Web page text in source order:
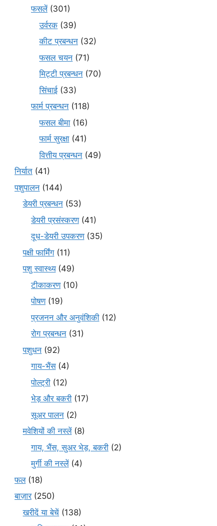
फसलें(301)
उर्वरक (39)
कीट प्रबन्धन (32)
फसल चयन (71)
मि‌ट्टी प्रबन्धन (70)
सिंचाई (33)
फार्म प्रबन्धन (118)
फसल बीमा (16)
फार्म सुरक्षा (41)
वित्तीय प्रबन्धन (49)
निर्यात (41)
पशुपालन (144)
डेयरी प्रबन्धन (53)
डेयरी प्रसंस्करण(41)
दूध-डेयरी उपकरण(35)
पक्षी फार्मिंग (11)
पशु स्वास्थ्य(49)
टीकाकरण(10)
पोषण(19)
प्रजनन और अनुवंशिकी (12)
रोग प्रबन्धन (31)
पशुधन (92)
गाय-भैंस(4)
पोल्ट्री (12)
भेड़ और बकरी (17)
सूअर पालन (2)
मवेशियों की नस्लें(8)
गाय, भैंस, सुअर भेड़, बकरी (2)
मुर्गी की नस्लें(4)
फल(18)
बाज़ार(250)
खरीदें या बेचें (138)